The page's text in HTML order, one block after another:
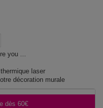
you ...
laser
décoration murale
dès 60€